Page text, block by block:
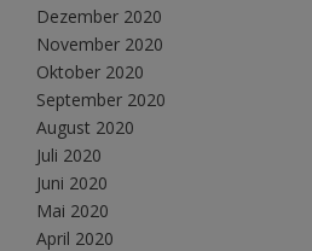
Dezember 2020
November 2020
Oktober 2020
September 2020
August 2020
Juli 2020
Juni 2020
Mai 2020
April 2020